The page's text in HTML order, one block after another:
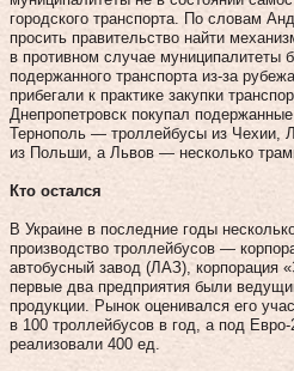
городского транспорта. По словам
просить правительство найти
в противном случае муниципалитеты
подержанного транспорта из‑за
прибегали к практике закупки
Днепропетровск покупал
Тернополь — троллейбусы из Чехии,
из Польши, а Львов — несколько
Кто остался
В Украине в последние годы
производство троллейбусов —
автобусный завод (ЛАЗ),
первые два предприятия были
продукции. Рынок оценивался его
в 100 троллейбусов в год, а под
реализовали 400 ед.